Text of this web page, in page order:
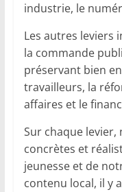
industrie, le
Les autres leviers
la commande
préservant bien
travailleurs, la
affaires et le
Sur chaque
concrètes et
jeunesse et de
contenu local, il y